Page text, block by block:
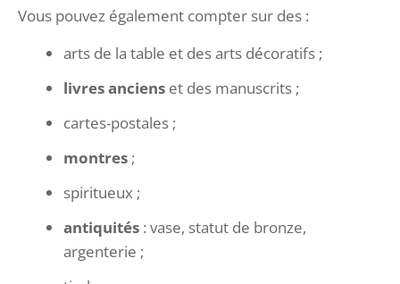
Vous pouvez également compter sur des :
arts de la table et des arts décoratifs ;
livres anciens et des manuscrits ;
cartes-postales ;
montres ;
spiritueux ;
antiquités : vase, statut de bronze,
argenterie ;